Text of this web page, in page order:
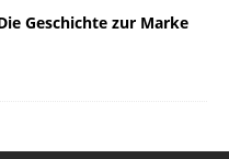
Geschichte zur Marke